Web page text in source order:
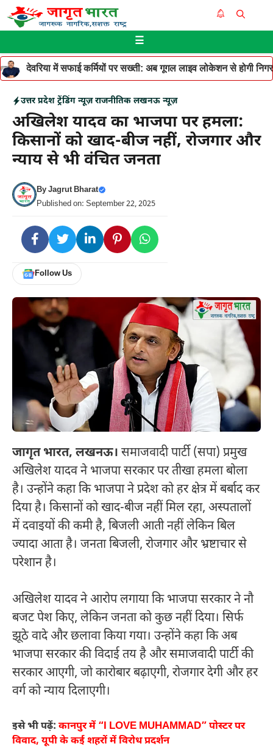
Skip
to
☰
देवरिया में सफाई कर्मियों पर सख्ती: अब गूगल लाइव लोकेशन से होगी
उत्तर प्रदेश ट्रेंडिंग न्यूज़ राजनीतिक लखनऊ न्यूज़
अखिलेश यादव का भाजपा पर हमला:
किसानों को खाद-बीज नहीं, रोजगार और
न्याय से भी वंचित जनता
ByJagrut Bharat
Published on: September 22, 2025
Follow Us
जागृत भारत, लखनऊ। समाजवादी पार्टी (सपा) प्रमुख
अखिलेश यादव ने भाजपा सरकार पर तीखा हमला बोला
है। उन्होंने कहा कि भाजपा ने प्रदेश को हर क्षेत्र में बर्बाद कर
दिया है। किसानों को खाद-बीज नहीं मिल रहा, अस्पतालों
में दवाइयों की कमी है, बिजली आती नहीं लेकिन बिल
ज्यादा आता है। जनता बिजली, रोजगार और भ्रष्टाचार से
परेशान है।
अखिलेश यादव ने आरोप लगाया कि भाजपा सरकार ने नौ
बजट पेश किए, लेकिन जनता को कुछ नहीं दिया। सिर्फ
झूठे वादे और छलावा किया गया। उन्होंने कहा कि अब
भाजपा सरकार की विदाई तय है और समाजवादी पार्टी की
सरकार आएगी, जो कारोबार बढ़ाएगी, रोजगार देगी और हर
वर्ग को न्याय दिलाएगी।
इसे भी पढ़ें: कानपुर में “I LOVE MUHAMMAD” पोस्टर पर
विवाद, यूपी के कई शहरों में विरोध प्रदर्शन